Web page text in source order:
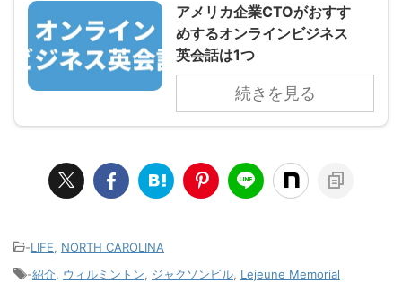
アメリカ企業CTOがおすす
めするオンラインビジネス
英会話は1つ
続きを見る
-LIFE, NORTH CAROLINA
-紹介, ウィルミントン, ジャクソンビル, Lejeune Memorial